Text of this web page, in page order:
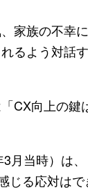
家族の不幸
るよう対話
CX向上の鍵
月当時）は
じる応対は